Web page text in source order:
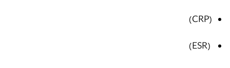
(CRP)
(ESR)